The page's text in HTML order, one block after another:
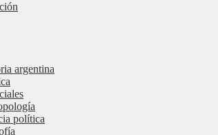
argentina
política